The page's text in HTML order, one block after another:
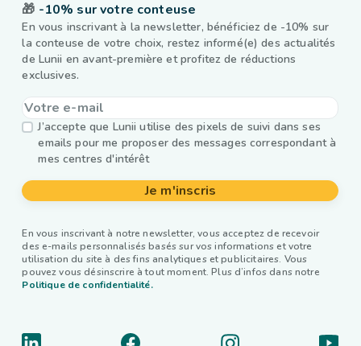
🎁 -10% sur votre conteuse
En vous inscrivant à la newsletter, bénéficiez de -10% sur
la conteuse de votre choix, restez informé(e) des actualités
de Lunii en avant-première et profitez de réductions
exclusives.
J’accepte que Lunii utilise des pixels de suivi dans ses
emails pour me proposer des messages correspondant à
mes centres d'intérêt
Je m'inscris
En vous inscrivant à notre newsletter, vous acceptez de recevoir
des e-mails personnalisés basés sur vos informations et votre
utilisation du site à des fins analytiques et publicitaires. Vous
pouvez vous désinscrire à tout moment. Plus d’infos dans notre
Politique de confidentialité.